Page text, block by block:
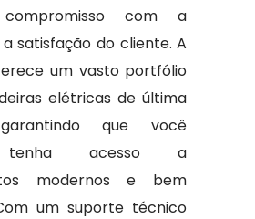
com a
satisfação do cliente. A
um vasto portfólio
elétricas de última
que você
tenha acesso a
modernos e bem
um suporte técnico